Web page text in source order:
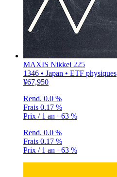
MAXIS Nikkei 225
1346 • Japan • ETF physiques
¥67,950
Rend. 0.0 %
Frais 0.17 %
Prix / 1 an +63 %
Rend. 0.0 %
Frais 0.17 %
Prix / 1 an +63 %